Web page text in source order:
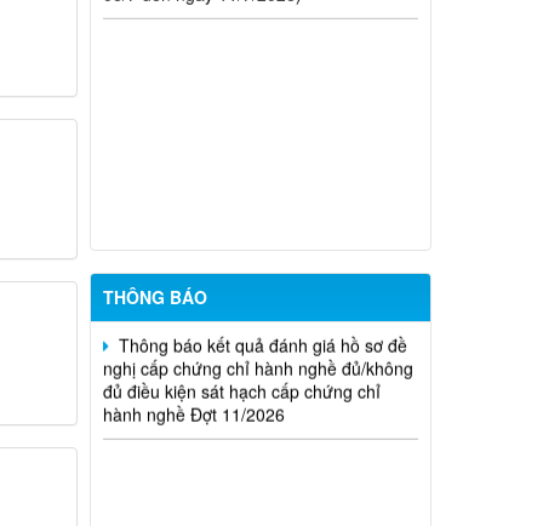
THÔNG BÁO
hành nghề hoạt động xây dựng (Đợt
đủ điều kiện sát hạch cấp chứng chỉ
hành nghề Đợt 10/2026
Thông báo kết quả đánh giá hồ sơ đề
nghị cấp chứng chỉ hành nghề đủ/không
đủ điều kiện sát hạch cấp chứng chỉ
hành nghề Đợt 11/2026